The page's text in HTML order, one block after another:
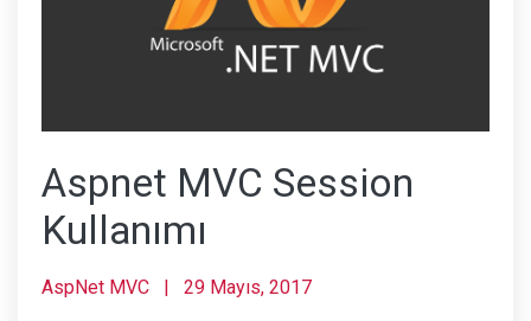
Aspnet MVC Session
Kullanımı
AspNet MVC | 29 Mayıs, 2017